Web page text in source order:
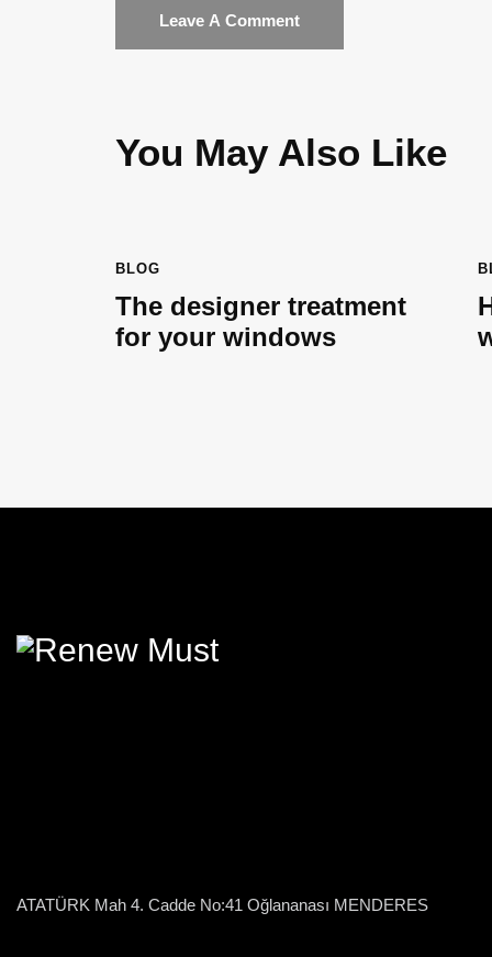
You May Also Like
BLOG
The designer treatment
for your windows
ATATÜRK Mah 4. Cadde No:41 Oğlananası MENDERES